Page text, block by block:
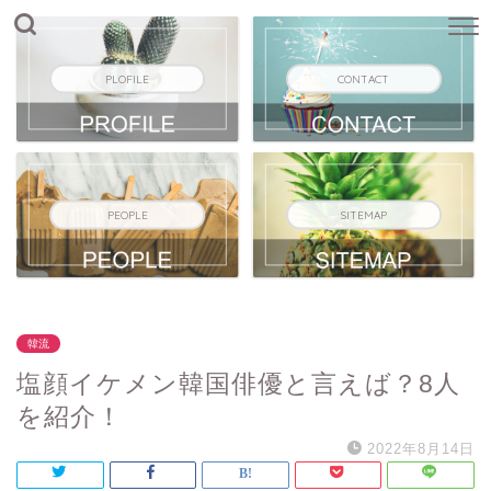
PLOFILE CONTACT
PEOPLE SITEMAP
韓流
塩顔イケメン韓国俳優と言えば？8人
を紹介！
2022年8月14日